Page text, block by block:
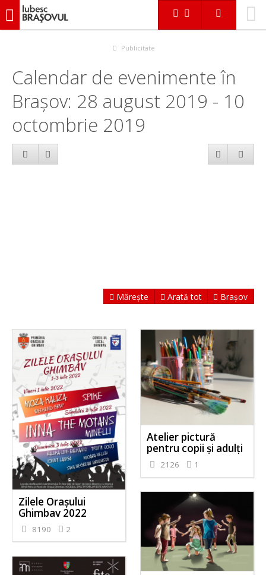
iubescbraşovul.ro
Publicitate
Calendar de evenimente în
Brașov: 28 august 2019 - 10
octombrie 2019
Mărește Arată tot Brașov
Zilele Orașului
Ghimbav 2022
8190 2
Atelier pictură
pentru copii și adulți
2126 1